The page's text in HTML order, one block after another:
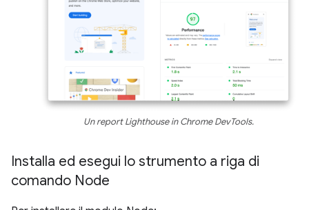
Un report Lighthouse in Chrome DevTools.
Installa ed esegui lo strumento a riga di
comando Node